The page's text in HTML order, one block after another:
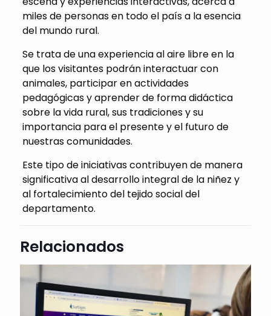
miles de personas en todo el país a la esencia
del mundo rural.
Se trata de una experiencia al aire libre en la
que los visitantes podrán interactuar con
animales, participar en actividades
pedagógicas y aprender de forma didáctica
sobre la vida rural, sus tradiciones y su
importancia para el presente y el futuro de
nuestras comunidades.
Este tipo de iniciativas contribuyen de manera
significativa al desarrollo integral de la niñez y
al fortalecimiento del tejido social del
departamento.
Relacionados